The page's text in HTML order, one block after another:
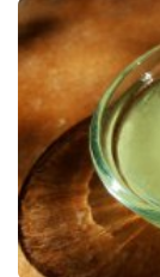
Traitements